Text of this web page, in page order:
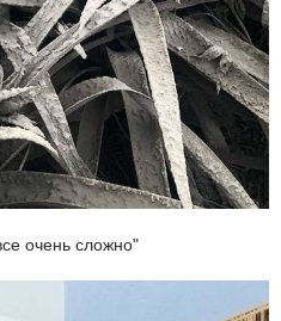
очень сложно"